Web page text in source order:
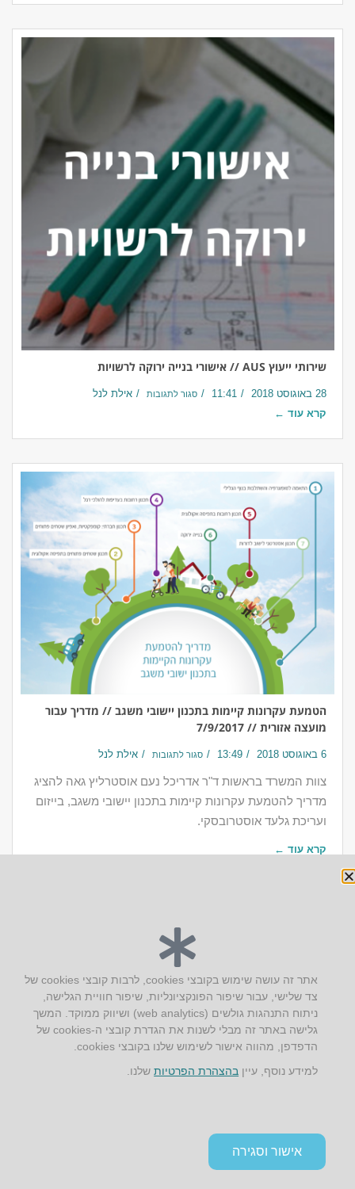
שירותי ייעוץ AUS // אישורי בנייה ירוקה לרשויות
28 באוגוסט 2018 11:41 סגור לתגובות
אילת לנל
קרא עוד ←
הטמעת עקרונות קיימות בתכנון יישובי משגב // מדריך עבור
מועצה אזורית // 7/9/2017
6 באוגוסט 2018 13:49 סגור לתגובות אילת לנל
צוות המשרד בראשות ד"ר אדריכל נעם אוסטרליץ גאה להציג
מדריך להטמעת עקרונות קיימות בתכנון יישובי משגב, בייזום
ועריכת גלעד אוסטרובסקי.
קרא עוד ←
הצהרת נגישות
תקנון אתר ומדיניות פרטיות
אתר זה עושה שימוש בקובצי cookies, לרבות קובצי cookies של
צד שלישי, עבור שיפור הפונקציונליות, שיפור חוויית הגלישה,
ניתוח התנהגות גולשים (web analytics) ושיווק ממוקד. המשך
גלישה באתר זה מבלי לשנות את הגדרת קובצי ה-cookies של
הדפדפן, מהווה אישור לשימוש שלנו בקובצי cookies.
למידע נוסף, עיין בהצהרת הפרטיותשלנו.
אישור וסגירה